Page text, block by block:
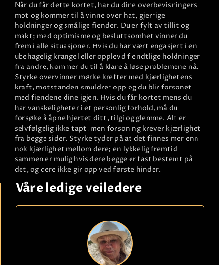
Når du får dette kortet, har du dine overbevisningers
mot og kommer til å vinne over hat, gjerrige
holdninger og smålige fiender. Du er fylt av tillit og
makt; med optimisme og besluttsomhet vinner du
frem i alle situasjoner. Hvis du har vært engasjert i en
ubehagelig krangel eller opplevd fiendtlige holdninger
fra andre, kommer du til å klare å løse problemene nå.
Styrke overvinner mørke krefter med kjærlighetens
kraft, motstanden smuldrer opp og du blir forsonet
med fiendene dine igjen. Hvis du får kortet mens du
har vanskeligheter i et personlig forhold, må du
forsøke å åpne hjertet ditt, tilgi og glemme. Alt er
selvfølgelig ikke tapt, men forsoning krever kjærlighet
fra begge sider. Styrke tyder på at det finnes mer enn
nok kjærlighet mellom dere; en lykkelig fremtid
sammen er mulig hvis dere begge er fast bestemt på
det, og dere ikke gir opp ved første hinder.
Våre ledige veiledere